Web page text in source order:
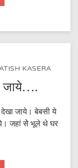
KASERA
जाये….
देखा जाये। बेबसी ये
जहां सेे भूले थे घर